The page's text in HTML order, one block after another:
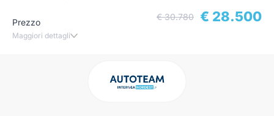
Prezzo
Maggiori dettagli
€ 30.780 € 28.500